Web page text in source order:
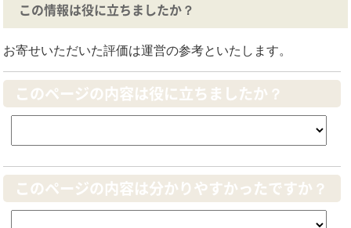
この情報は役に立ちましたか？
お寄せいただいた評価は運営の参考といたします。
このページの内容は役に立ちましたか？
このページの内容は分かりやすかったですか？